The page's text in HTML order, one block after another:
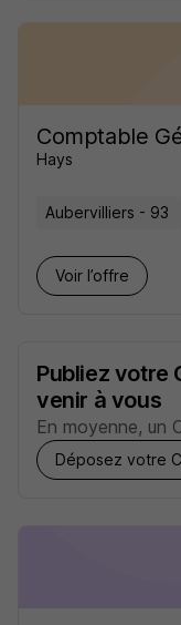
Comptable
Hays
Aubervilliers - 93
Voir l’offre
Publiez votre
venir à vous
En moyenne, un
Déposez votre